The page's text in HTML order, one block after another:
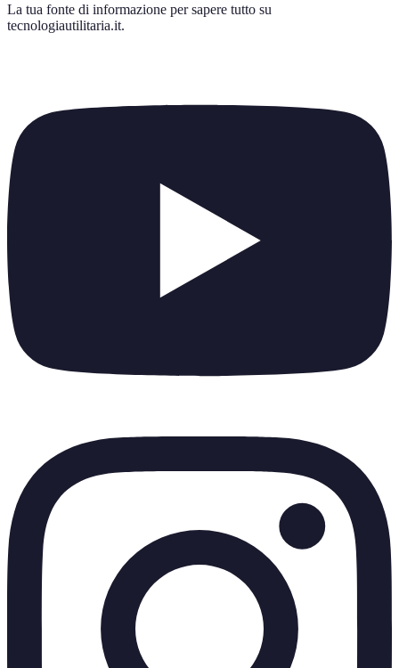
La tua fonte di informazione per sapere tutto su
tecnologiautilitaria.it.